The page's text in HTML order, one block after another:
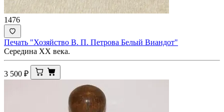
1476
Печать "Хозяйство В. П. Петрова Белый Виандот"
Середина ХХ века.
3 500 ₽